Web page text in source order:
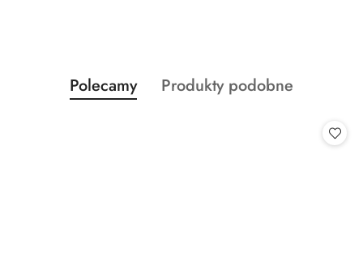
Pomiń karuzelę produktów
Produkty
o
Polecamy
Produkty
Produkty podobne